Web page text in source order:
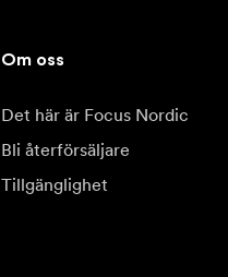
Om oss
Det här är Focus Nordic
Bli återförsäljare
Tillgänglighet